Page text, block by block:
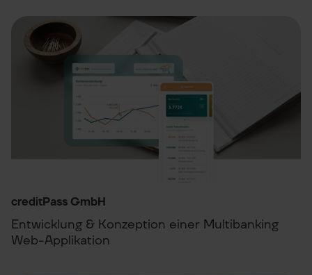
creditPass GmbH
Entwicklung & Konzeption einer Multibanking
Web-Applikation